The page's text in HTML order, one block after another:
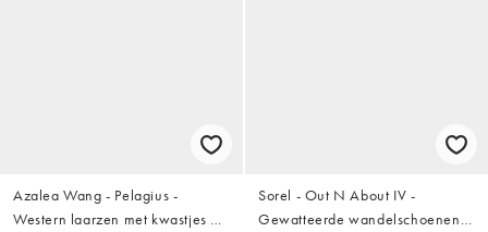
Azalea Wang - Pelagius -
Western laarzen met kwastjes en
Sorel - Out N About IV -
Gewatteerde wandelschoenen